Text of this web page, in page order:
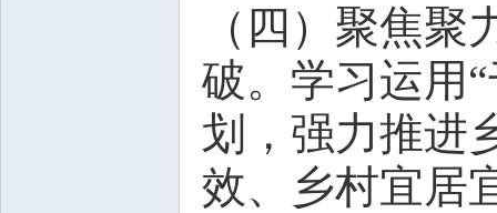
（四）聚焦
破。学习运用
划，强力推进
效、乡村宜居